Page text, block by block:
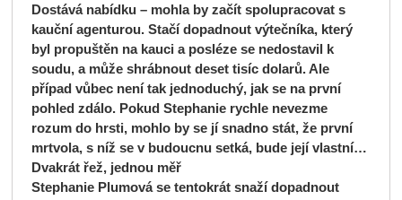
Dostává nabídku – mohla by začít spolupracovat s
kauční agenturou. Stačí dopadnout výtečníka, který
byl propuštěn na kauci a posléze se nedostavil k
soudu, a může shrábnout deset tisíc dolarů. Ale
případ vůbec není tak jednoduchý, jak se na první
pohled zdálo. Pokud Stephanie rychle nevezme
rozum do hrsti, mohlo by se jí snadno stát, že první
mrtvola, s níž se v budoucnu setká, bude její vlastní…
Dvakrát řež, jednou měř
Stephanie Plumová se tentokrát snaží dopadnout